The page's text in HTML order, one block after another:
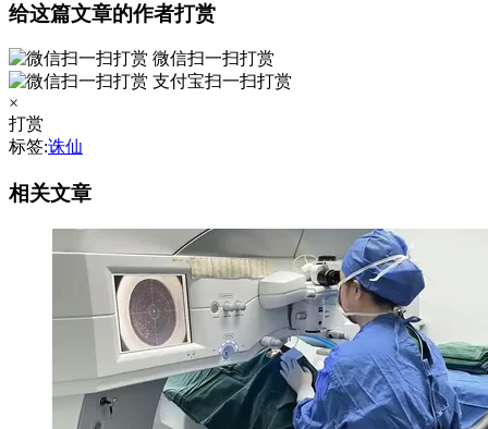
给这篇文章的作者打赏
微信扫一扫打赏
支付宝扫一扫打赏
×
打赏
标签:诛仙
相关文章